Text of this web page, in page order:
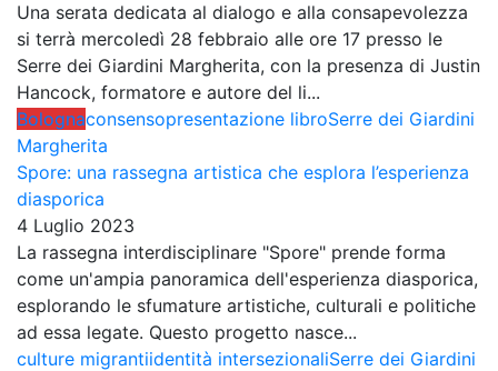
Una serata dedicata al dialogo e alla consapevolezza
si terrà mercoledì 28 febbraio alle ore 17 presso le
Serre dei Giardini Margherita, con la presenza di Justin
Hancock, formatore e autore del li...
Bolognaconsensopresentazione libroSerre dei Giardini
Margherita
Spore: una rassegna artistica che esplora l’esperienza
diasporica
4 Luglio 2023
La rassegna interdisciplinare "Spore" prende forma
come un'ampia panoramica dell'esperienza diasporica,
esplorando le sfumature artistiche, culturali e politiche
ad essa legate. Questo progetto nasce...
culture migrantiidentità intersezionaliSerre dei Giardini